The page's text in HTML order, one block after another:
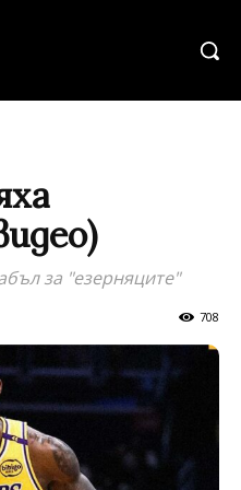
за "езерняците"
708